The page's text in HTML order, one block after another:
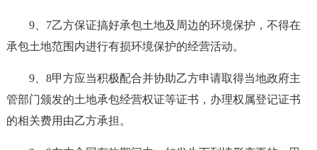
9、7乙方保证搞好承包土地及周边的环境保护，不得在
承包土地范围内进行有损环境保护的经营活动。
9、8甲方应当积极配合并协助乙方申请取得当地政府主
管部门颁发的土地承包经营权证等证书，办理权属登记证书
的相关费用由乙方承担。